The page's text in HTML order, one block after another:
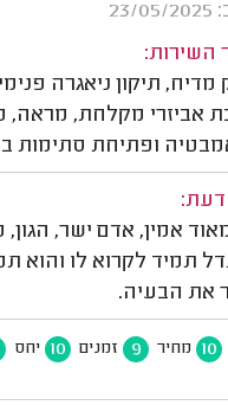
השירות:
מדיח, תיקון ניאגרה
אביזרי מקלחת, מראה,
ופתיחת סתימות
דעת:
אמין, אדם ישר, הגון,
תמיד לקרוא לו והוא
את הבעיה.
10 מחיר 9 זמנים 10 יחס